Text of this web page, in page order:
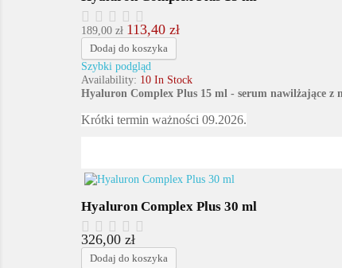
Cena
podstawowa
189,00 zł Cena
113,40 zł
Dodaj do koszyka
Szybki podgląd
Availability: 10 In Stock
Hyaluron Complex Plus 15 ml - serum nawilżające z
Krótki termin ważności 09.2026.
Hyaluron Complex Plus 30 ml
Cena
326,00 zł
Dodaj do koszyka